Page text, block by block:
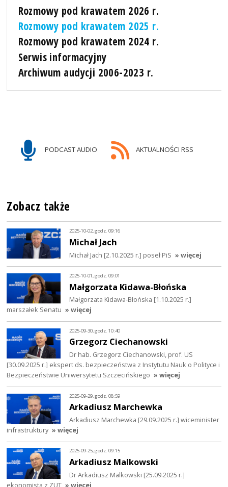
Rozmowy pod krawatem 2026 r.
Rozmowy pod krawatem 2025 r.
Rozmowy pod krawatem 2024 r.
Serwis informacyjny
Archiwum audycji 2006-2023 r.
PODCAST AUDIO AKTUALNOŚCI RSS
Zobacz także
2025-10-02, godz. 09:16
Michał Jach
Michał Jach [2.10.2025 r.] poseł PiS » więcej
2025-10-01, godz. 09:01
Małgorzata Kidawa-Błońska
Małgorzata Kidawa-Błońska [1.10.2025 r.]
marszałek Senatu » więcej
2025-09-30, godz. 10:40
Grzegorz Ciechanowski
Dr hab. Grzegorz Ciechanowski, prof. US
[30.09.2025 r.] ekspert ds. bezpieczeństwa z Instytutu Nauk o Polityce i
Bezpieczeństwie Uniwersytetu Szczecińskiego » więcej
2025-09-29, godz. 08:59
Arkadiusz Marchewka
Arkadiusz Marchewka [29.09.2025 r.] wiceminister
infrastruktury » więcej
2025-09-25, godz. 09:15
Arkadiusz Malkowski
Dr Arkadiusz Malkowski [25.09.2025 r.]
ekonomista z ZUT » więcej